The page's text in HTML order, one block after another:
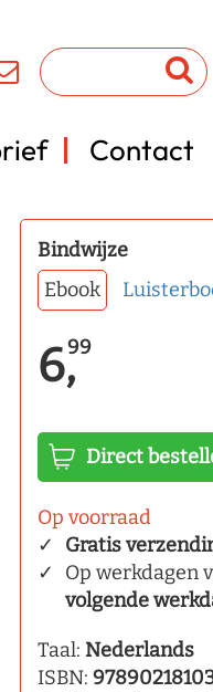
Contact
Bindwijze
Ebook
6,99
Direct
Op voorraad
Gratis
Op werkdagen
volgende
Taal: Nederlands
ISBN: